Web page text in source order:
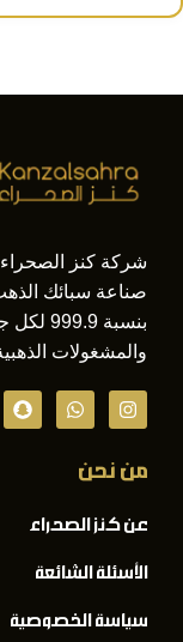
شركة كنز
بنسبة
والمشغولات
من نحن
عن كنز الصحراء
الأسئلة الشائعة
سياسة الخصوصية